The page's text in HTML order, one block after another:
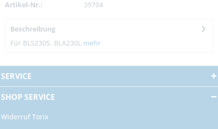
Artikel-Nr.: 39704
Beschreibung
Für BLS230S, BLA230L mehr
SERVICE
SHOP SERVICE
Widerruf Torix